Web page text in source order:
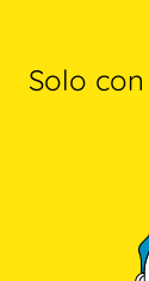
Solo